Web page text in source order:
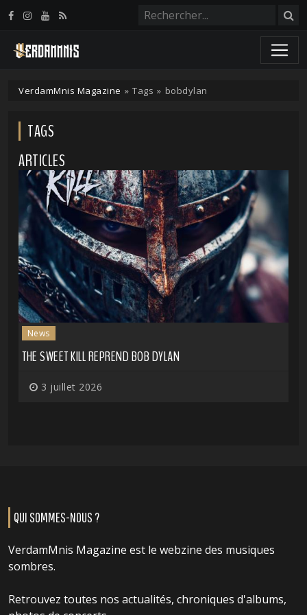
VerdamMnis Magazine » Tags » bobdylan
TAGS
ARTICLES
News
THE SWEET KILL REPREND BOB DYLAN
3 juillet 2026
QUI SOMMES-NOUS ?
VerdamMnis Magazine est le webzine des musiques
sombres.
Retrouvez toutes nos actualités, chroniques d'albums,
Panneau de gestion des cookies